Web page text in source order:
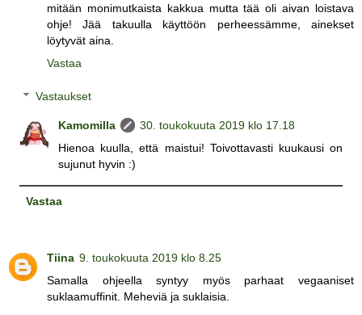
mitään monimutkaista kakkua mutta tää oli aivan loistava
ohje! Jää takuulla käyttöön perheessämme, ainekset
löytyvät aina.
Vastaa
Vastaukset
Kamomilla
30. toukokuuta 2019 klo 17.18
Hienoa kuulla, että maistui! Toivottavasti kuukausi on
sujunut hyvin :)
Vastaa
Tiina 9. toukokuuta 2019 klo 8.25
Samalla ohjeella syntyy myös parhaat vegaaniset
suklaamuffinit. Meheviä ja suklaisia.